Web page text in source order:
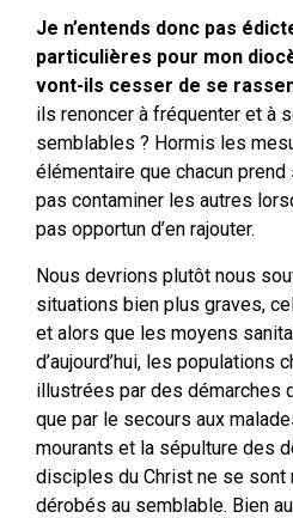
Je n’entends donc pas
particulières pour mon
vont-ils cesser de se
ils renoncer à fréquenter et à
semblables ? Hormis les
élémentaire que chacun
pas contaminer les autres
pas opportun d’en rajouter.
Nous devrions plutôt nous
situations bien plus graves,
et alors que les moyens
d’aujourd’hui, les populations
illustrées par des démarches
que par le secours aux
mourants et la sépulture des
disciples du Christ ne se sont
dérobés au semblable. Bien